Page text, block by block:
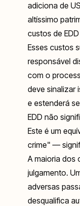
adiciona de
altíssimo
custos de
Esses custos
responsável
com o
deve sinalizar
e estenderá
EDD não
Este é um
crime" —
A maioria dos
julgamento.
adversas
desqualifica